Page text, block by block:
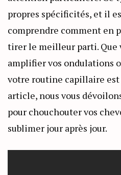
propres spécificités, et il
comprendre comment en
tirer le meilleur parti. Que
amplifier vos ondulations
votre routine capillaire est
article, nous vous
pour chouchouter vos
sublimer jour après jour.